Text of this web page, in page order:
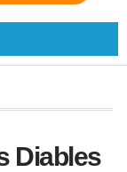
Diables